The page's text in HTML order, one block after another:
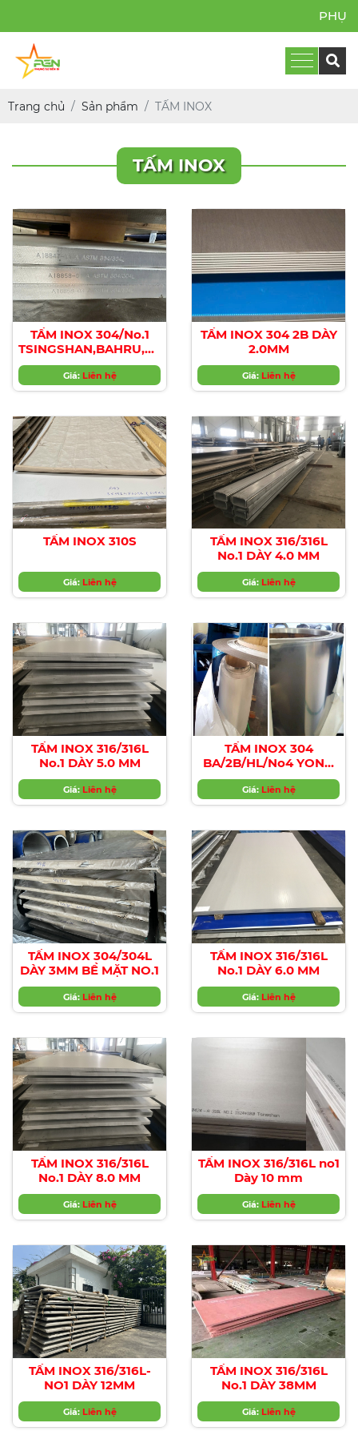
PHỤNG
Trang chủ Sản phẩm TẤM INOX
TẤM INOX
TẤM INOX 304/No.1
TSINGSHAN,BAHRU,COMLUMBUS,
Outo
Kumpu,CHINA,HÀN
QUÓC,ĐÀI LOAN
Giá: Liên hệ
TẤM INOX 304 2B DÀY
2.0MM
Giá: Liên hệ
TẤM INOX 310S
Giá: Liên hệ
TẤM INOX 316/316L
No.1 DÀY 4.0 MM
Giá: Liên hệ
TẤM INOX 316/316L
No.1 DÀY 5.0 MM
Giá: Liên hệ
TẤM INOX 304
BA/2B/HL/No4 YONG
JIN
Giá: Liên hệ
TẤM INOX 304/304L
DÀY 3MM BỀ MẶT NO.1
Giá: Liên hệ
TẤM INOX 316/316L
No.1 DÀY 6.0 MM
Giá: Liên hệ
TẤM INOX 316/316L
No.1 DÀY 8.0 MM
Giá: Liên hệ
TẤM INOX 316/316L no1
Dày 10 mm
Giá: Liên hệ
TẤM INOX 316/316L-
NO1 DÀY 12MM
Giá: Liên hệ
TẤM INOX 316/316L
No.1 DÀY 38MM
Giá: Liên hệ